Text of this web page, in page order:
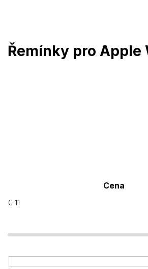
Řemínky pro Apple
Cena
€ 11